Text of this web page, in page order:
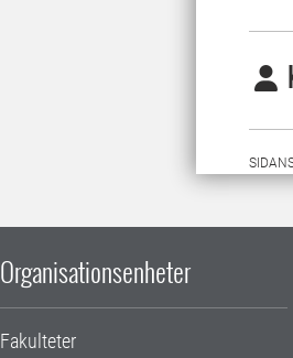
Organisationsenheter
Fakulteter